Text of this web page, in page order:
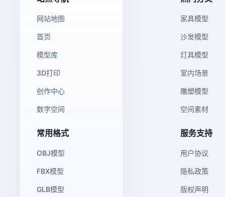
网站地图
首页
模型库
3D打印
创作中心
数字空间
家具模型
沙发模型
灯具模型
室内场景
雕塑模型
空间素材
常用格式
OBJ模型
FBX模型
GLB模型
服务支持
用户协议
隐私政策
版权声明